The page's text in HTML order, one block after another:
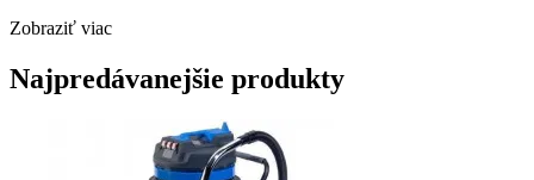
Zobraziť viac
Najpredávanejšie produkty